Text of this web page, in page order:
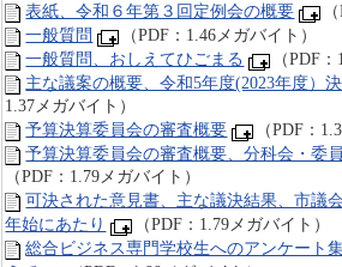
表紙、令和６年第３回定例会の概要
一般質問
（PDF：1.46メガバイト）
一般質問、おしえてひごまる
（PDF
主な議案の概要、令和5年度(2023年度）
1.37メガバイト）
予算決算委員会の審査概要
（PDF：
予算決算委員会の審査概要、分科会・委
（PDF：1.79メガバイト）
可決された意見書、主な議決結果、市議
年始にあたり
（PDF：1.79メガバイト）
総合ビジネス専門学校生へのアンケート